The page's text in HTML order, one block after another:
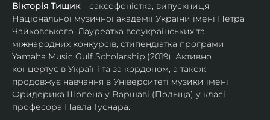
Вікторія Тищик – саксофоністка, випускниця
Національної музичної академії України імені Петра
Чайковського. Лауреатка всеукраїнських та
міжнародних конкурсів, стипендіатка програми
Yamaha Music Gulf Scholarship (2019). Активно
концертує в Україні та за кордоном, а також
продовжує навчання в Університеті музики імені
Фридерика Шопена у Варшаві (Польща) у класі
професора Павла Гуснара.